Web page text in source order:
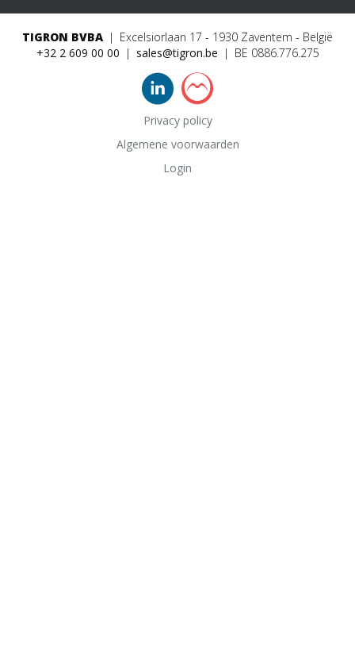
TIGRON BVBA
Excelsiorlaan 17 - 1930 Zaventem - België
+32 2 609 00 00
sales@tigron.be BE 0886.776.275
Privacy policy
Algemene voorwaarden
Login